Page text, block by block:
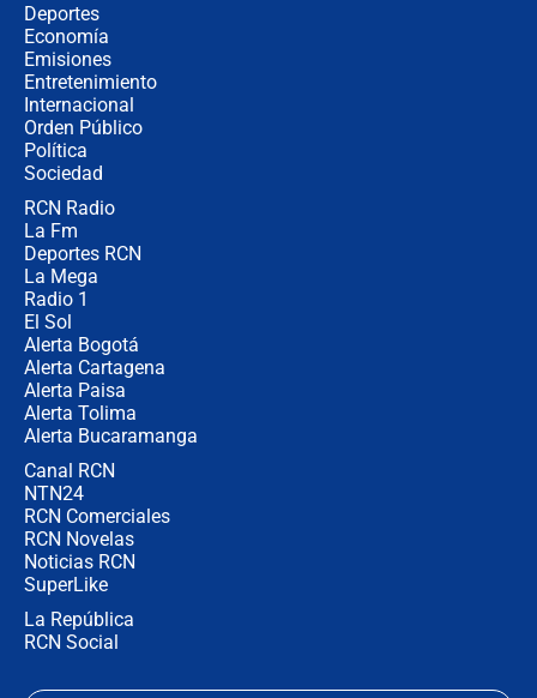
Deportes
Economía
Emisiones
Entretenimiento
Internacional
Orden Público
Política
Sociedad
RCN Radio
La Fm
Deportes RCN
La Mega
Radio 1
El Sol
Alerta Bogotá
Alerta Cartagena
Alerta Paisa
Alerta Tolima
Alerta Bucaramanga
Canal RCN
NTN24
RCN Comerciales
RCN Novelas
Noticias RCN
SuperLike
La República
RCN Social